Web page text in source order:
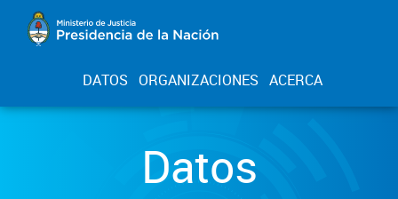
DATOS ORGANIZACIONES ACERCA
Datos